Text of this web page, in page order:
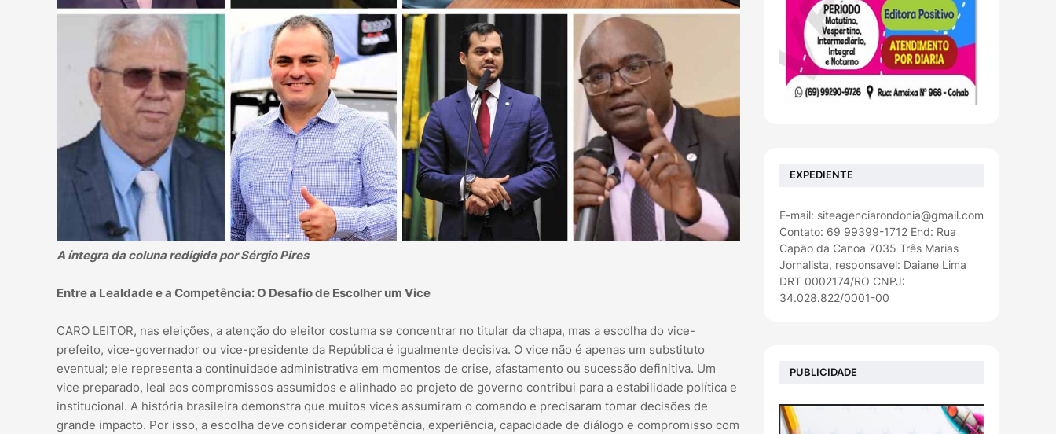
A íntegra da coluna redigida por Sérgio Pires
Entre a Lealdade e a Competência: O Desafio de Escolher um Vice
CARO LEITOR, nas eleições, a atenção do eleitor costuma se concentrar no titular da chapa, mas a escolha do vice-
prefeito, vice-governador ou vice-presidente da República é igualmente decisiva. O vice não é apenas um substituto
eventual; ele representa a continuidade administrativa em momentos de crise, afastamento ou sucessão definitiva. Um
vice preparado, leal aos compromissos assumidos e alinhado ao projeto de governo contribui para a estabilidade política e
institucional. A história brasileira demonstra que muitos vices assumiram o comando e precisaram tomar decisões de
grande impacto. Por isso, a escolha deve considerar competência, experiência, capacidade de diálogo e compromisso com
EXPEDIENTE
E-mail: siteagenciarondonia@gmail.com
Contato: 69 99399-1712 End: Rua
Capão da Canoa 7035 Três Marias
Jornalista, responsavel: Daiane Lima
DRT 0002174/RO CNPJ:
34.028.822/0001-00
PUBLICIDADE